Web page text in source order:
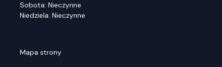
Sobota: Nieczynne
Niedziela: Nieczynne
Mapa strony